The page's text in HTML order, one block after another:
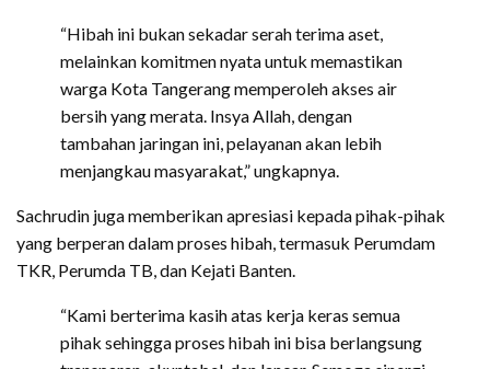
“Hibah ini bukan sekadar serah terima aset,
melainkan komitmen nyata untuk memastikan
warga Kota Tangerang memperoleh akses air
bersih yang merata. Insya Allah, dengan
tambahan jaringan ini, pelayanan akan lebih
menjangkau masyarakat,” ungkapnya.
Sachrudin juga memberikan apresiasi kepada pihak-pihak
yang berperan dalam proses hibah, termasuk Perumdam
TKR, Perumda TB, dan Kejati Banten.
“Kami berterima kasih atas kerja keras semua
pihak sehingga proses hibah ini bisa berlangsung